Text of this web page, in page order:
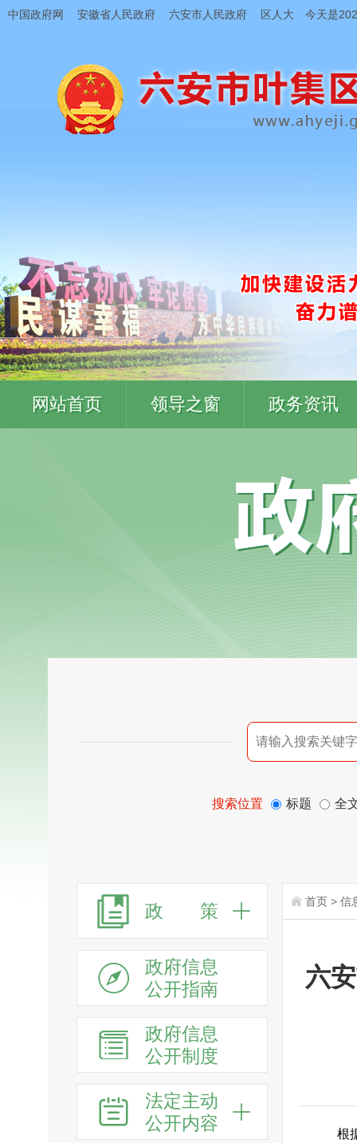
中国政府网 安徽省人民政府 六安市人民政府 区人大 今天是
网站首页 领导之窗 政务资讯
搜索位置 标题 全
政 策
政府信息
公开指南
政府信息
公开制度
法定主动
公开内容
首页 > 信
六
根